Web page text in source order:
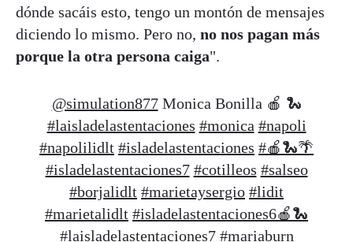
dónde sacáis esto, tengo un montón de mensajes
diciendo lo mismo. Pero no, no nos pagan más
porque la otra persona caiga".
@simulation877Monica Bonilla 🍎 🐍
#laisladelastentaciones #monica #napoli
#napolilidlt #isladelastentaciones #🍎🐍🌴
#isladelastentaciones7 #cotilleos #salseo
#borjalidlt #marietaysergio #lidit
#marietalidlt #isladelastentaciones6🍎🐍
#laisladelastentaciones7 #mariaburn